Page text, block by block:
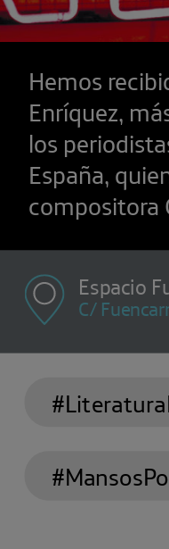
Hemos
Enríquez,
los
España,
compositora
Espacio
C/